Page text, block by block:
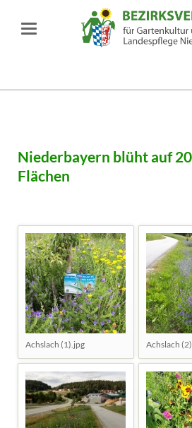
Niederbayern blüht auf
Flächen
Achslach (1).jpg Achslach